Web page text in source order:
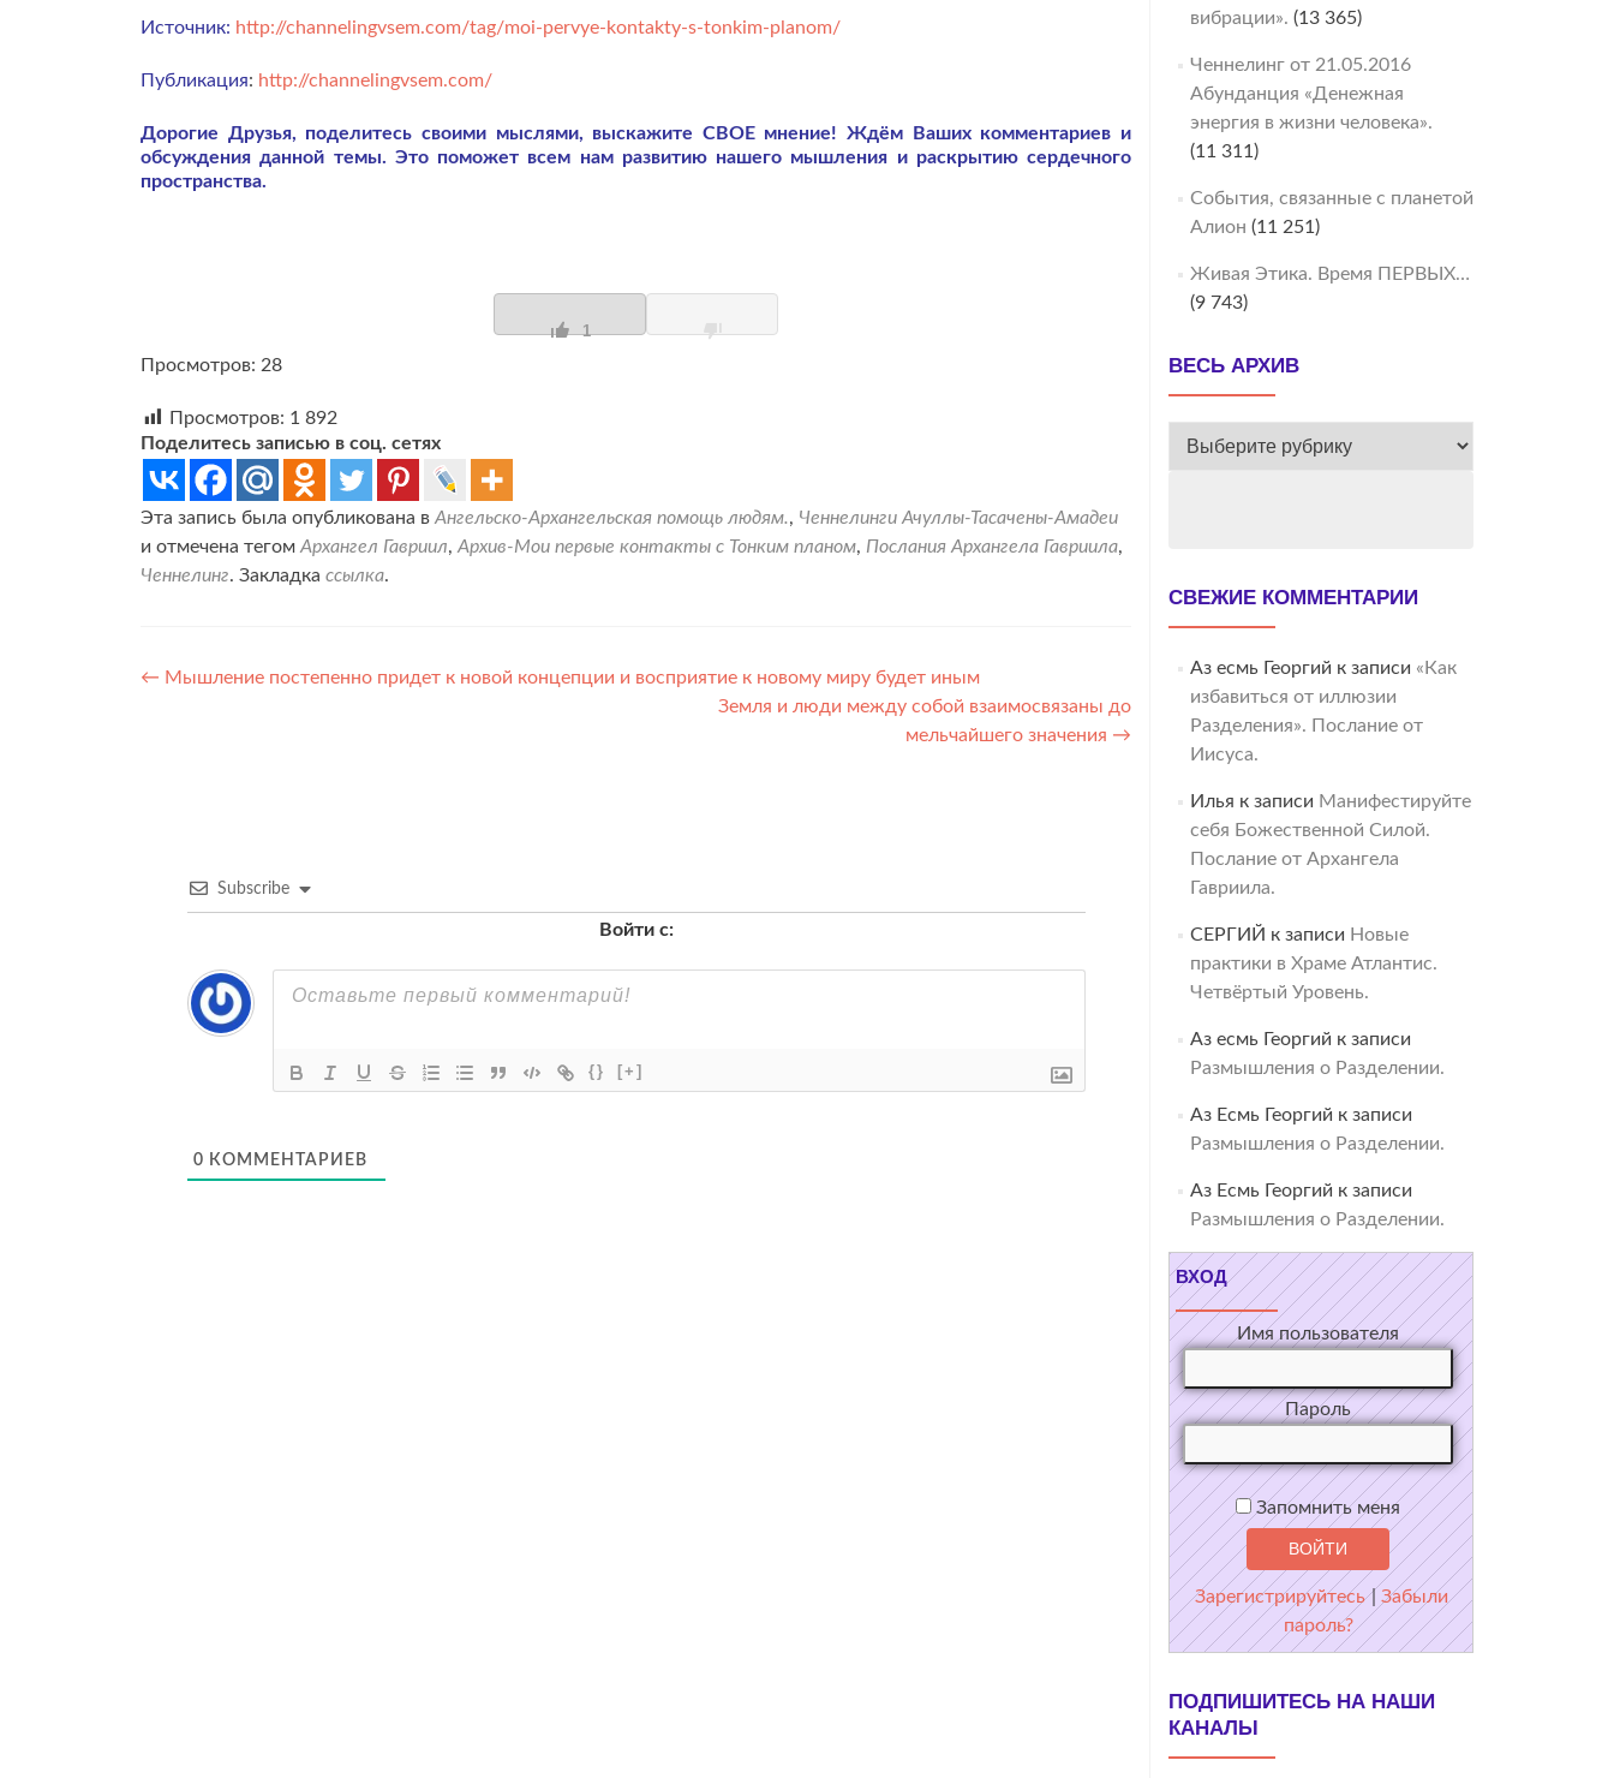
Источник: http://channelingvsem.com/tag/moi-pervye-kontakty-s-tonkim-planom/
Публикация: http://channelingvsem.com/
Дорогие Друзья, поделитесь своими мыслями, выскажите СВОЕ мнение! Ждём Ваших комментариев и
обсуждения данной темы. Это поможет всем нам развитию нашего мышления и раскрытию сердечного
пространства.
1
Просмотров: 28
Просмотров: 1 892
Поделитесь записью в соц. сетях
Эта запись была опубликована в Ангельско-Архангельская помощь людям., Ченнелинги Ачуллы-Тасачены-Амадеи
и отмечена тегом Архангел Гавриил, Архив-Мои первые контакты с Тонким планом, Послания Архангела Гавриила,
Ченнелинг. Закладка ссылка.
Навигация
← Мышление постепенно придет к новой концепции и восприятие к новому миру будет иным
Земля и люди между собой взаимосвязаны до
мельчайшего значения →
Subscribe
Войти с:
{} [+]
0 КОММЕНТАРИЕВ
вибрации». (13 365)
Ченнелинг от 21.05.2016
Абунданция «Денежная
энергия в жизни человека».
(11 311)
События, связанные с планетой
Алион (11 251)
Живая Этика. Время ПЕРВЫХ…
(9 743)
ВЕСЬ АРХИВ
ВЕСЬ
СВЕЖИЕ КОММЕНТАРИИ
Аз есмь Георгий к записи «Как
избавиться от иллюзии
Разделения». Послание от
Иисуса.
Илья к записи Манифестируйте
себя Божественной Силой.
Послание от Архангела
Гавриила.
СЕРГИЙ к записи Новые
практики в Храме Атлантис.
Четвёртый Уровень.
Аз есмь Георгий к записи
Размышления о Разделении.
Аз Есмь Георгий к записи
Размышления о Разделении.
Аз Есмь Георгий к записи
Размышления о Разделении.
ВХОД
Имя пользователя
Пароль
Запомнить меня
Зарегистрируйтесь | Забыли
пароль?
ПОДПИШИТЕСЬ НА НАШИ
КАНАЛЫ